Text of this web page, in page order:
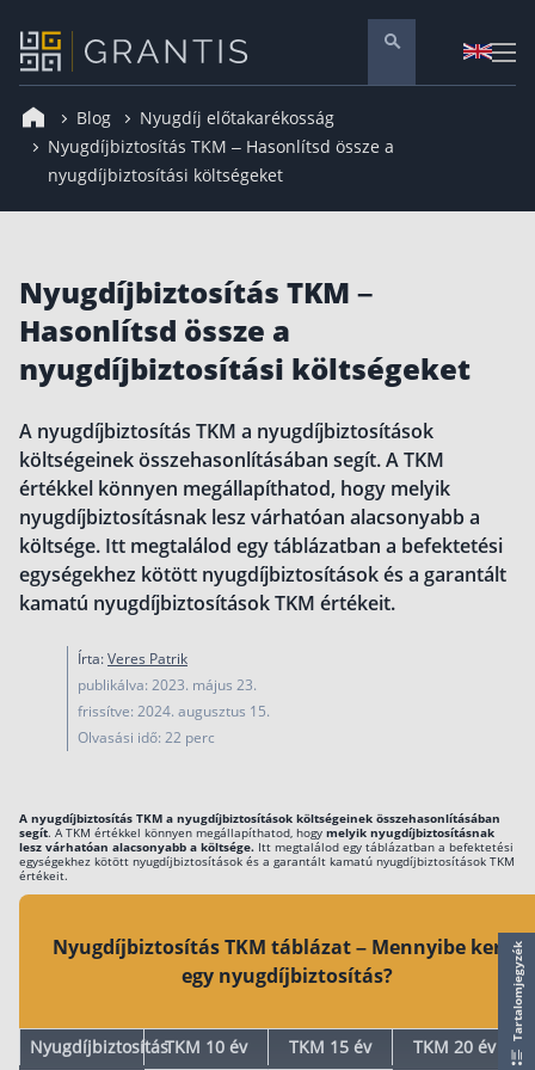
Pénzügyi tanácsadás
Nyugdíj előtakarékosság
Melyiket válaszd? Nyugdíjbiztosítás, NYESZ vagy
ÖNYP?
Nyugdíj előtakarékossági számla (NYESZ)
Nyugdíj tanácsadás 🪙
Nyugdíj megtakarítás – Így válassz
Magánnyugdíjpénztár összefoglaló
Nyugdíjkorhatár táblázat és útmutató
Nyugdíj kisokos – A magyar nyugdíjrendszer
működése
Egyszerű Állami Nyugdíjkalkulátor
Önkéntes Nyugdíjpénztárak hozamai
Nyugdíjbiztosítás
Nyugdíjbiztosítás vagy NYESZ? Melyik a jobb?
Melyik a legolcsóbb nyugdíjbiztosítás?
Nyugdíjbiztosítás adókedvezmény és adójóváírás
KATA Nyugdíj: így használd ki az
Nyugdíjbiztosítás hozamok
Nyugdíjbiztosítás költségek
Blog
Nyugdíj előtakarékosság
Nyugdíjbiztosítás TKM – Hasonlítsd össze a
nyugdíjbiztosítási költségeket
Nyugdíjbiztosítás TKM –
Hasonlítsd össze a
nyugdíjbiztosítási költségeket
A nyugdíjbiztosítás TKM a nyugdíjbiztosítások
költségeinek összehasonlításában segít. A TKM
értékkel könnyen megállapíthatod, hogy melyik
nyugdíjbiztosításnak lesz várhatóan alacsonyabb a
költsége. Itt megtalálod egy táblázatban a befektetési
egységekhez kötött nyugdíjbiztosítások és a garantált
kamatú nyugdíjbiztosítások TKM értékeit.
Írta:Veres Patrik
publikálva: 2023. május 23.
frissítve: 2024. augusztus 15.
Olvasási idő: 22 perc
A nyugdíjbiztosítás TKM a nyugdíjbiztosítások költségeinek összehasonlításában
segít. A TKM értékkel könnyen megállapíthatod, hogy melyik nyugdíjbiztosításnak
lesz várhatóan alacsonyabb a költsége. Itt megtalálod egy táblázatban a befektetési
egységekhez kötött nyugdíjbiztosítások és a garantált kamatú nyugdíjbiztosítások TKM
értékeit.
Nyugdíjbiztosítás TKM táblázat – Mennyibe kerül
egy nyugdíjbiztosítás?
NyugdíjbiztosításTKM 10 év TKM 15 év
TKM 20 év
Tartalomjegyzék